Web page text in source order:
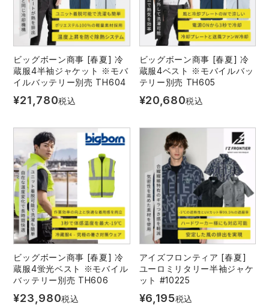
ビッグボーン商事 [春夏] 冷
蔵服4半袖ジャケット ※モバ
イルバッテリー別売 TH604
¥21,780税込
ビッグボーン商事 [春夏] 冷
蔵服4ベスト ※モバイルバッ
テリー別売 TH605
¥20,680税込
ビッグボーン商事 [春夏] 冷
蔵服4蛍光ベスト ※モバイル
バッテリー別売 TH606
¥23,980税込
アイズフロンティア [春夏]
ユーロミリタリー半袖ジャケ
ット #10225
¥6,195税込